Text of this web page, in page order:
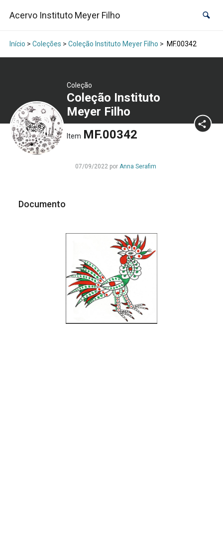
Acervo Instituto Meyer Filho
Início > Coleções > Coleção Instituto Meyer Filho > MF.00342
Coleção
Coleção Instituto
Meyer Filho
Item MF.00342
07/09/2022 por Anna Serafim
Documento